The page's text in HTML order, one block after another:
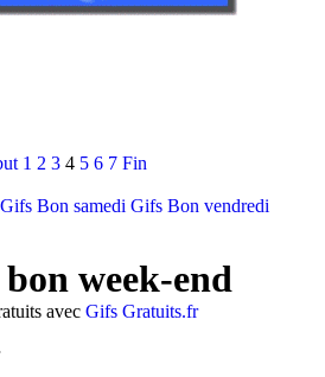
1 2 3 4 5 6 7 Fin
Gifs Bon samedi Gifs Bon vendredi
week-end
avec Gifs Gratuits.fr